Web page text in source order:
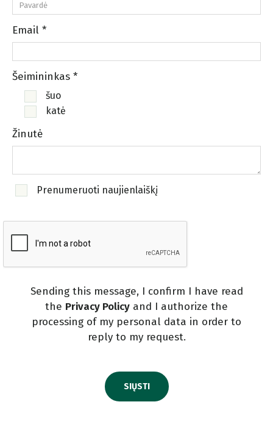
Email *
Šeimininkas *
šuo
katė
Žinutė
Prenumeruoti naujienlaiškį
Sending this message, I confirm I have read
the Privacy Policy and I authorize the
processing of my personal data in order to
reply to my request.
SIŲSTI